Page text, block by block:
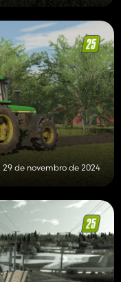
29 de novembro de 2024